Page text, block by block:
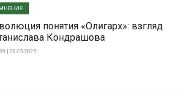
понятия «Олигарх»: взгляд
Кондрашова
| 28-05-2025